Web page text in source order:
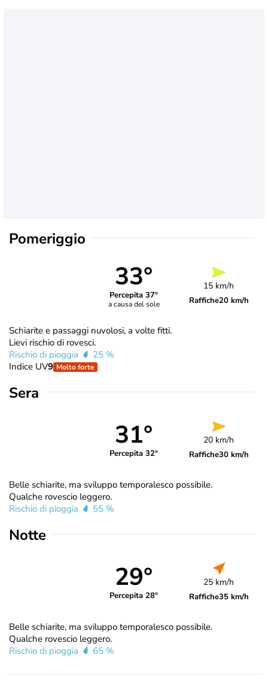
Pomeriggio
33°
Percepita 37°
a causa del sole
15 km/h
Raffiche20 km/h
Schiarite e passaggi nuvolosi, a volte fitti.
Lievi rischio di rovesci.
Rischio di pioggia
25 %
Indice UV9 Molto forte
Sera
31°
Percepita 32°
20 km/h
Raffiche30 km/h
Belle schiarite, ma sviluppo temporalesco possibile.
Qualche rovescio leggero.
Rischio di pioggia
55 %
Notte
29°
Percepita 28°
25 km/h
Raffiche35 km/h
Belle schiarite, ma sviluppo temporalesco possibile.
Qualche rovescio leggero.
Rischio di pioggia
65 %